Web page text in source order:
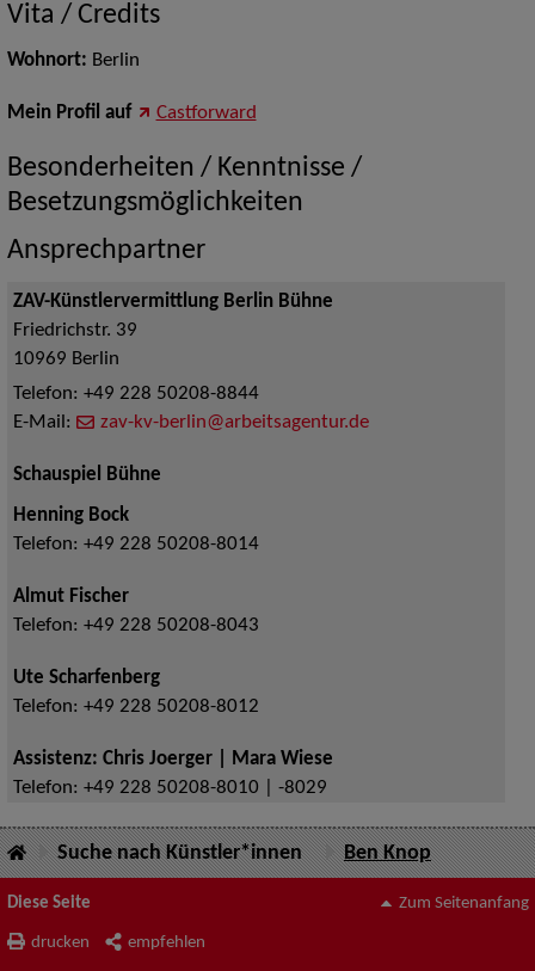
Vita / Credits
Wohnort: Berlin
Mein Profil auf Castforward
Besonderheiten / Kenntnisse /
Besetzungsmöglichkeiten
Ansprechpartner
ZAV-Künstlervermittlung Berlin Bühne
Friedrichstr. 39
10969 Berlin
Telefon: +49 228 50208-8844
E-Mail:
zav-kv-berlin@arbeitsagentur.de
Schauspiel Bühne
Henning Bock
Telefon: +49 228 50208-8014
Almut Fischer
Telefon: +49 228 50208-8043
Ute Scharfenberg
Telefon: +49 228 50208-8012
Assistenz: Chris Joerger | Mara Wiese
Telefon: +49 228 50208-8010 | -8029
Suche nach Künstler*innen Ben Knop
Diese Seite
drucken empfehlen
Zum Seitenanfang